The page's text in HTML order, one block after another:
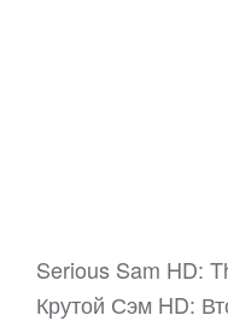
Serious Sam HD:
Крутой Сэм HD: